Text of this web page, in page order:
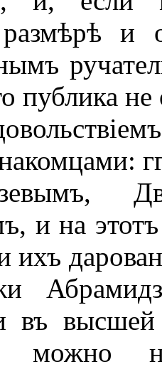
и
публика
и на
ихъ
въ высшей
можно